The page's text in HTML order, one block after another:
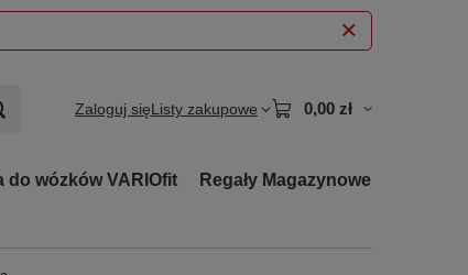
Zaloguj sięListy zakupowe 0,00 zł
do wózków VARIOfit
Regały Magazynowe